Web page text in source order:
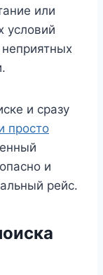
или
условий
и сразу
просто
и
рейс.